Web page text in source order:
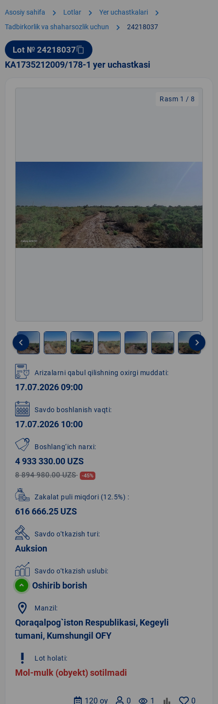
Asosiy sahifa chevron_right Lotlar chevron_right Yer uchastkalari chevron_right
Tadbirkorlik va shaharsozlik uchun chevron_right 24218037
Lot № 24218037content_copy
KA1735212009/178-1 yer uchastkasi
Rasm 1 / 8
1
of
8
keyboard_arrow_left keyboard_arrow_right
Arizalarni qabul qilishning oxirgi muddati:
17.07.2026 09:00
Savdo boshlanish vaqti:
17.07.2026 10:00
Boshlang‘ich narxi:
4 933 330.00 UZS
8 894 980.00 UZS -45%
Zakalat puli miqdori (12.5%) :
616 666.25 UZS
Savdo o‘tkazish turi:
Auksion
Savdo o‘tkazish uslubi:
Oshirib borish
location_on Manzil:
Qoraqalpog`iston Respublikasi, Kegeyli
tumani, Kumshungil OFY
priority_high Lot holati:
Mol-mulk (obyekt) sotilmadi
0
remove_red_eye 1
0
120 oy